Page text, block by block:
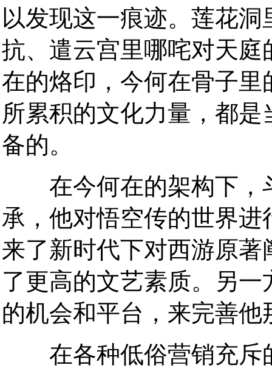
以发现这一痕迹。莲花
抗、遣云宫里哪咤对天
在的烙印，今何在骨子
所累积的文化力量，都
备的。
在今何在的架构下，
承，他对悟空传的世界
来了新时代下对西游原
了更高的文艺素质。另
的机会和平台，来完善
在各种低俗营销充斥